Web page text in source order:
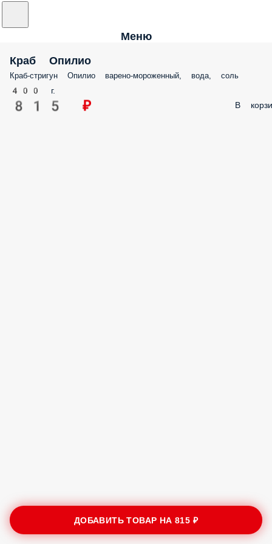
Меню
Краб Опилио
Краб-стригун Опилио варено-мороженный, вода, соль
400 г.
815 ₽ В
ДОБАВИТЬ ТОВАР НА815 ₽